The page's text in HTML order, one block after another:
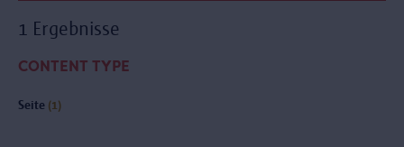
1 Ergebnisse
CONTENT TYPE
Seite (1)